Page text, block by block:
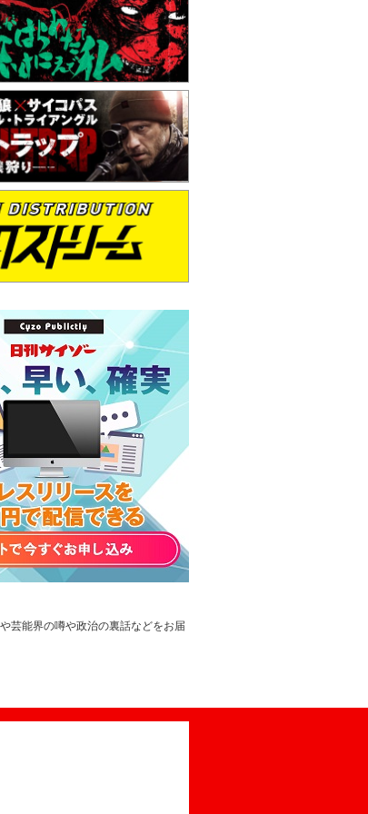
芸能界の噂や政治の裏話などをお届